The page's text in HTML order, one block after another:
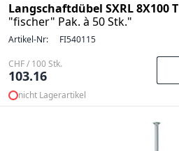
Langschaftdübel SXRL 8X100 T
"fischer" Pak. à 50 Stk."
Artikel-Nr: FI540115
CHF / 100 Stk.
103.16
nicht Lagerartikel